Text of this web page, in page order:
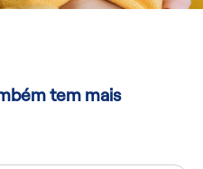
tem mais